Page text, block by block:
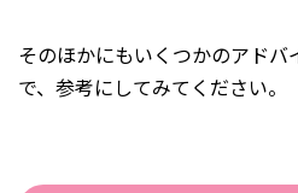
そのほかにもいくつかのアド
で、参考にしてみてください。